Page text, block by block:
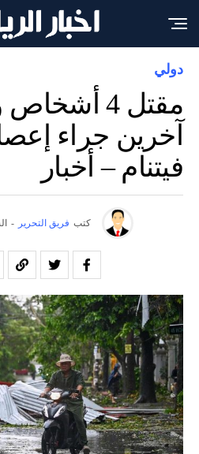
دولي
آخرين جراء
فيتنام – أخبار
كتب فريق التحرير -